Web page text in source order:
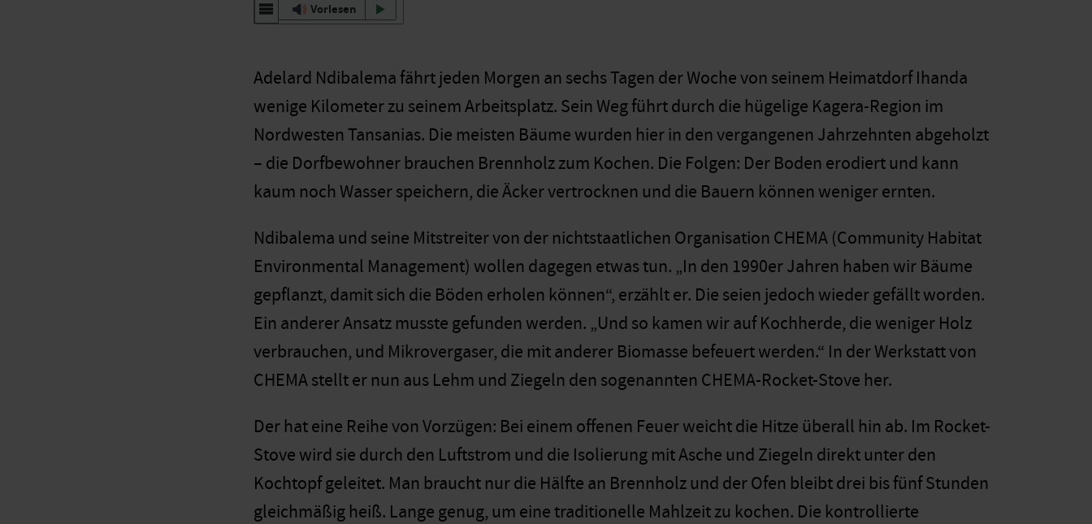
Vorlesen
Adelard Ndibalema fährt jeden Morgen an sechs Tagen der Woche von seinem Heimatdorf Ihanda
wenige Kilometer zu seinem Arbeitsplatz. Sein Weg führt durch die hügelige Kagera-Region im
Nordwesten Tansanias. Die meisten Bäume wurden hier in den vergangenen Jahrzehnten abgeholzt
– die Dorfbewohner brauchen Brennholz zum Kochen. Die Folgen: Der Boden erodiert und kann
kaum noch Wasser speichern, die Äcker vertrocknen und die Bauern können weniger ernten.
Ndibalema und seine Mitstreiter von der nichtstaatlichen Organisation CHEMA (Community Habitat
Environmental Management) wollen dagegen etwas tun. „In den 1990er Jahren haben wir Bäume
gepflanzt, damit sich die Böden erholen können“, erzählt er. Die seien jedoch wieder gefällt worden.
Ein anderer Ansatz musste gefunden werden. „Und so kamen wir auf Kochherde, die weniger Holz
verbrauchen, und Mikrovergaser, die mit anderer Biomasse befeuert werden.“ In der Werkstatt von
CHEMA stellt er nun aus Lehm und Ziegeln den sogenannten CHEMA-Rocket-Stove her.
Der hat eine Reihe von Vorzügen: Bei einem offenen Feuer weicht die Hitze überall hin ab. Im Rocket-
Stove wird sie durch den Luftstrom und die Isolierung mit Asche und Ziegeln direkt unter den
Kochtopf geleitet. Man braucht nur die Hälfte an Brennholz und der Ofen bleibt drei bis fünf Stunden
gleichmäßig heiß. Lange genug, um eine traditionelle Mahlzeit zu kochen. Die kontrollierte